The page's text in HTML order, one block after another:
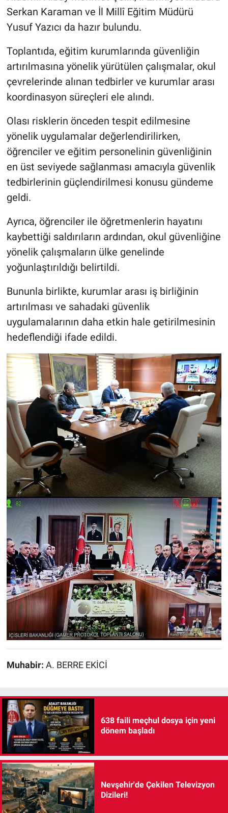
Serkan Karaman ve İl Millî Eğitim Müdürü
Yusuf Yazıcı da hazır bulundu.
Toplantıda, eğitim kurumlarında güvenliğin
artırılmasına yönelik yürütülen çalışmalar, okul
çevrelerinde alınan tedbirler ve kurumlar arası
koordinasyon süreçleri ele alındı.
Olası risklerin önceden tespit edilmesine
yönelik uygulamalar değerlendirilirken,
öğrenciler ve eğitim personelinin güvenliğinin
en üst seviyede sağlanması amacıyla güvenlik
tedbirlerinin güçlendirilmesi konusu gündeme
geldi.
Ayrıca, öğrenciler ile öğretmenlerin hayatını
kaybettiği saldırıların ardından, okul güvenliğine
yönelik çalışmaların ülke genelinde
yoğunlaştırıldığı belirtildi.
Bununla birlikte, kurumlar arası iş birliğinin
artırılması ve sahadaki güvenlik
uygulamalarının daha etkin hale getirilmesinin
hedeflendiği ifade edildi.
Muhabir: A. BERRE EKİCİ
638 faili meçhul dosya için yeni
dönem başladı
Nevşehir'de Çekilen Televizyon
Dizileri!